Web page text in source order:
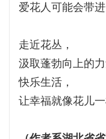
爱花人可能会带进
走近花丛，
汲取蓬勃向上的力
快乐生活，
让幸福就像花儿一